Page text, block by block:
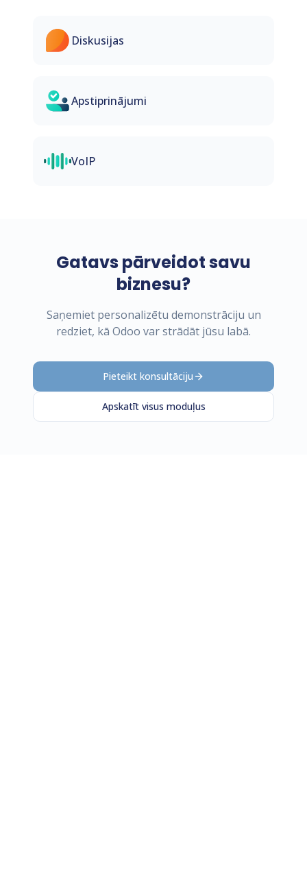
Diskusijas
Apstiprinājumi
VoIP
Gatavs pārveidot savu
biznesu?
Saņemiet personalizētu demonstrāciju un
redziet, kā Odoo var strādāt jūsu labā.
Pieteikt konsultāciju
Apskatīt visus moduļus